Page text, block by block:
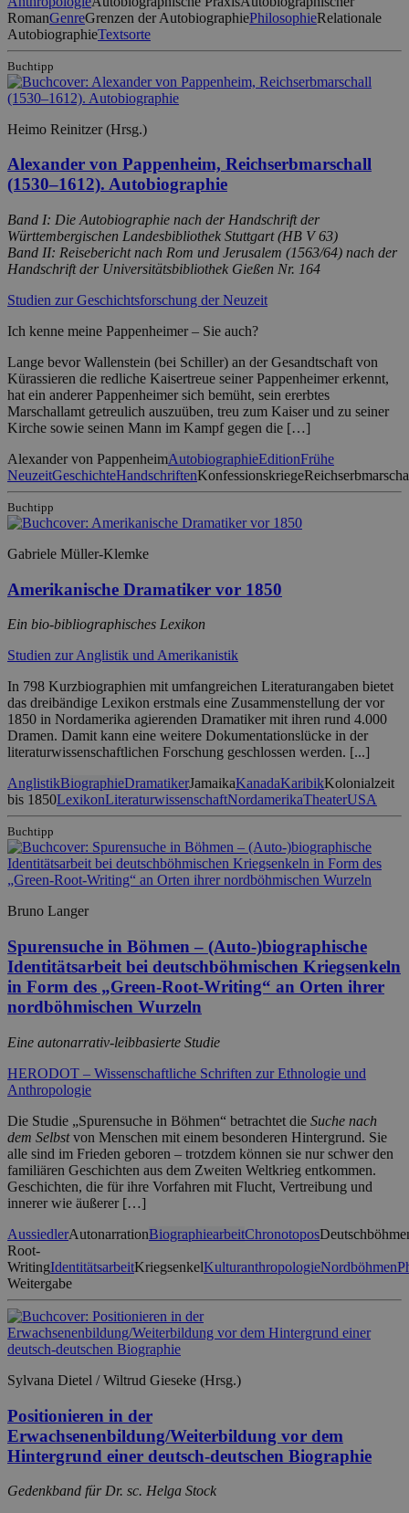
RomanGenreGrenzen der AutobiographiePhilosophieRelationale
AutobiographieTextsorte
Buchtipp
Heimo Reinitzer (Hrsg.)
Alexander von Pappenheim, Reichserbmarschall
(1530–1612). Autobiographie
Band I: Die Autobiographie nach der Handschrift der
Württembergischen Landesbibliothek Stuttgart (HB V 63)
Band II: Reisebericht nach Rom und Jerusalem (1563/64) nach der
Handschrift der Universitätsbibliothek Gießen Nr. 164
Studien zur Geschichtsforschung der Neuzeit
Ich kenne meine Pappenheimer – Sie auch?
Lange bevor Wallenstein (bei Schiller) an der Gesandtschaft von
Kürassieren die redliche Kaisertreue seiner Pappenheimer erkennt,
hat ein anderer Pappenheimer sich bemüht, sein ererbtes
Marschallamt getreulich auszuüben, treu zum Kaiser und zu seiner
Kirche sowie seinen Mann im Kampf gegen die […]
Alexander von PappenheimAutobiographieEditionFrühe
NeuzeitGeschichteHandschriftenKonfessionskriege
Buchtipp
Gabriele Müller-Klemke
Amerikanische Dramatiker vor 1850
Ein bio-bibliographisches Lexikon
Studien zur Anglistik und Amerikanistik
In 798 Kurzbiographien mit umfangreichen Literaturangaben bietet
das dreibändige Lexikon erstmals eine Zusammenstellung der vor
1850 in Nordamerika agierenden Dramatiker mit ihren rund 4.000
Dramen. Damit kann eine weitere Dokumentationslücke in der
literaturwissenschaftlichen Forschung geschlossen werden. [...]
AnglistikBiographieDramatikerJamaikaKanadaKaribikKolonialzeit
bis 1850LexikonLiteraturwissenschaftNordamerikaTheaterUSA
Buchtipp
Bruno Langer
Spurensuche in Böhmen – (Auto-)biographische
Identitätsarbeit bei deutschböhmischen Kriegsenkeln
in Form des „Green-Root-Writing“ an Orten ihrer
nordböhmischen Wurzeln
Eine autonarrativ-leibbasierte Studie
HERODOT – Wissenschaftliche Schriften zur Ethnologie und
Anthropologie
Die Studie „Spurensuche in Böhmen“ betrachtet die Suche nach
dem Selbstvon Menschen mit einem besonderen Hintergrund. Sie
alle sind im Frieden geboren – trotzdem können sie nur schwer den
familiären Geschichten aus dem Zweiten Weltkrieg entkommen.
Geschichten, die für ihre Vorfahren mit Flucht, Vertreibung und
innerer wie äußerer […]
AussiedlerAutonarrationBiographiearbeitChronotopos
Root-
WritingIdentitätsarbeitKriegsenkelKulturanthropologieNordböhmen
Weitergabe
Sylvana Dietel / Wiltrud Gieseke (Hrsg.)
Positionieren in der
Erwachsenenbildung/Weiterbildung vor dem
Hintergrund einer deutsch-deutschen Biographie
Gedenkband für Dr. sc. Helga Stock